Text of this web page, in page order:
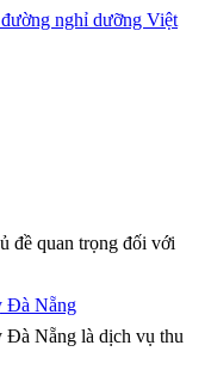
nghỉ dưỡng Việt
đề quan trọng đối với
Đà Nẵng
Đà Nẵng là dịch vụ thu